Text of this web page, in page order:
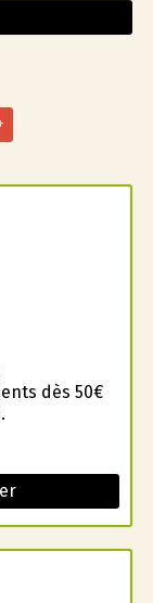
dès 50€